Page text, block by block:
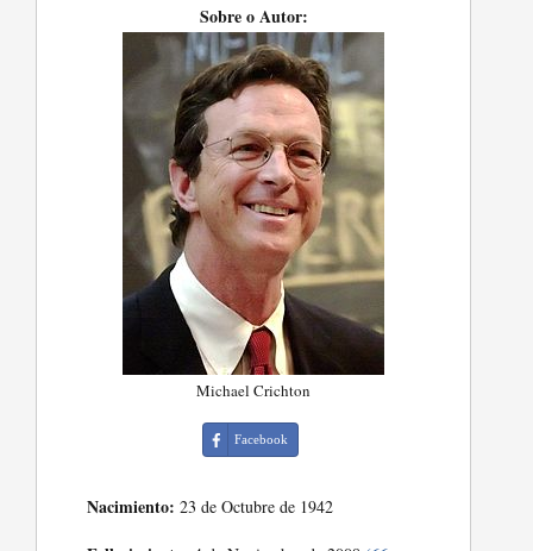
Sobre o Autor:
Michael Crichton
Facebook
Nacimiento: 23 de Octubre de 1942